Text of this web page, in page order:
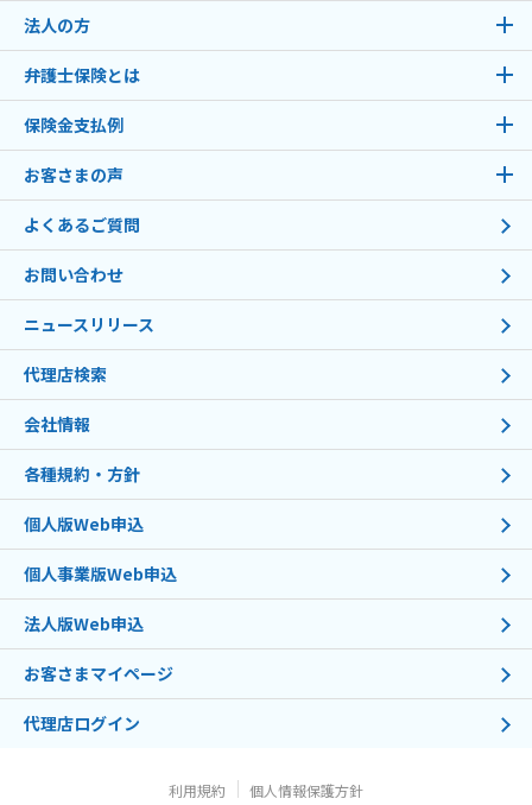
法人の方
弁護士保険とは
保険金支払例
お客さまの声
よくあるご質問
お問い合わせ
ニュースリリース
代理店検索
会社情報
各種規約・方針
個人版Web申込
個人事業版Web申込
法人版Web申込
お客さまマイページ
代理店ログイン
利用規約
個人情報保護方針